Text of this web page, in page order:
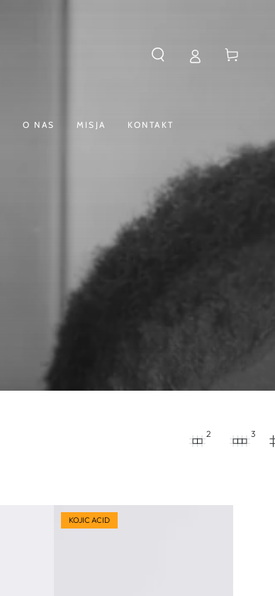
O NAS MISJA KONTAKT
Koszyk
2 3
KOJIC ACID